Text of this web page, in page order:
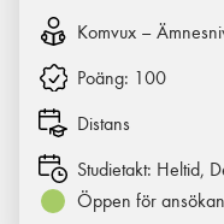
Komvux –
Poäng: 100
Distans
Studietakt: Heltid,
Öppen för ansökan